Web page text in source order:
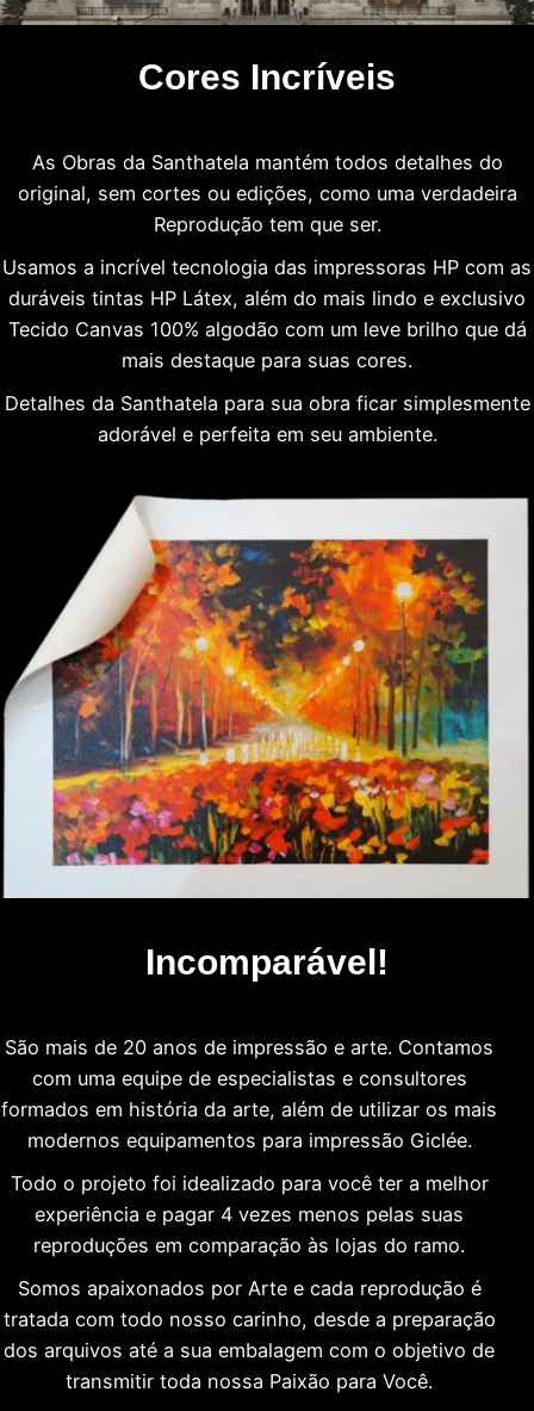
Cores Incríveis
As Obras da Santhatela mantém todos detalhes do
original, sem cortes ou edições, como uma verdadeira
Reprodução tem que ser.
Usamos a incrível tecnologia das impressoras HP com as
duráveis tintas HP Látex, além do mais lindo e exclusivo
Tecido Canvas 100% algodão com um leve brilho que dá
mais destaque para suas cores.
Detalhes da Santhatela para sua obra ficar simplesmente
adorável e perfeita em seu ambiente.
Incomparável!
São mais de 20 anos de impressão e arte. Contamos
com uma equipe de especialistas e consultores
formados em história da arte, além de utilizar os mais
modernos equipamentos para impressão Giclée.
Todo o projeto foi idealizado para você ter a melhor
experiência e pagar 4 vezes menos pelas suas
reproduções em comparação às lojas do ramo.
Somos apaixonados por Arte e cada reprodução é
tratada com todo nosso carinho, desde a preparação
dos arquivos até a sua embalagem com o objetivo de
transmitir toda nossa Paixão para Você.